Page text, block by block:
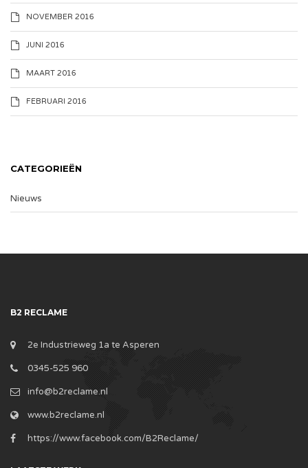
NOVEMBER 2016
JUNI 2016
MAART 2016
FEBRUARI 2016
CATEGORIEËN
Nieuws
B2 RECLAME
2e Industrieweg 1a te Asperen
0345-525 960
info@b2reclame.nl
www.b2reclame.nl
https://www.facebook.com/B2Reclame/